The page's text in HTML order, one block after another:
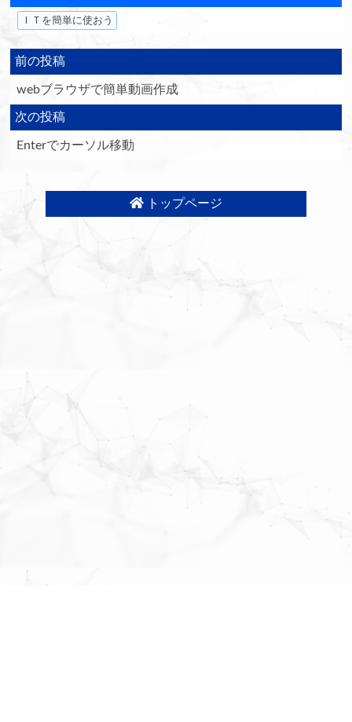
ＩＴを簡単に使おう
前の投稿
webブラウザで簡単動画作成
次の投稿
Enterでカーソル移動
トップページ